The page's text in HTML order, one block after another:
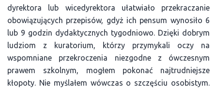
dyrektora lub wicedyrektora ułatwiało przekraczanie
obowiązujących przepisów, gdyż ich pensum wynosiło 6
lub 9 godzin dydaktycznych tygodniowo. Dzięki dobrym
ludziom z kuratorium, którzy przymykali oczy na
wspomniane przekroczenia niezgodne z ówczesnym
prawem szkolnym, mogłem pokonać najtrudniejsze
kłopoty. Nie myślałem wówczas o szczęściu osobistym.